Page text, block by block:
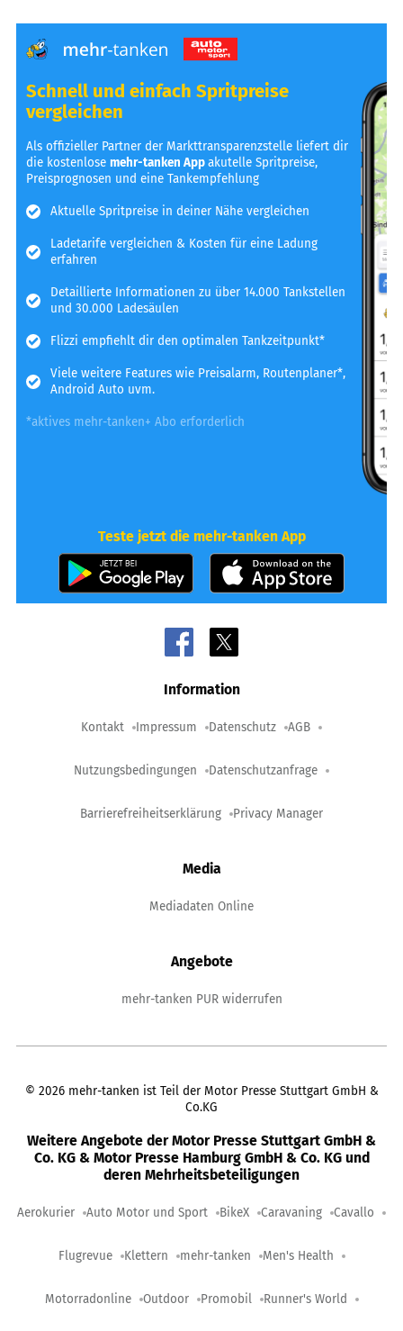
Schnell und einfach Spritpreise
vergleichen
Als offizieller Partner der Markttransparenzstelle liefert dir
die kostenlosemehr-tanken Appakutelle Spritpreise,
Preisprognosen und eine Tankempfehlung
Aktuelle Spritpreise in deiner Nähe vergleichen
Ladetarife vergleichen & Kosten für eine Ladung
erfahren
Detaillierte Informationen zu über 14.000 Tankstellen
und 30.000 Ladesäulen
Flizzi empfiehlt dir den optimalen Tankzeitpunkt*
Viele weitere Features wie Preisalarm, Routenplaner*,
Android Auto uvm.
*aktives mehr-tanken+ Abo erforderlich
Teste jetzt die mehr-tanken App
Information
Kontakt Impressum Datenschutz AGB
Nutzungsbedingungen Datenschutzanfrage
Barrierefreiheitserklärung Privacy Manager
Media
Mediadaten Online
Angebote
mehr-tanken PUR widerrufen
© 2026 mehr-tanken ist Teil der Motor Presse Stuttgart GmbH &
Co.KG
Weitere Angebote der Motor Presse Stuttgart GmbH &
Co. KG & Motor Presse Hamburg GmbH & Co. KG und
deren Mehrheitsbeteiligungen
Aerokurier Auto Motor und Sport BikeX Caravaning Cavallo
Flugrevue Klettern mehr-tanken Men's Health
Motorradonline Outdoor Promobil Runner's World